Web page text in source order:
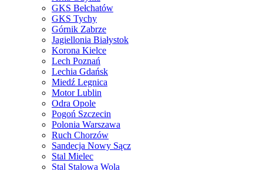
GKS Bełchatów
GKS Tychy
Górnik Zabrze
Jagiellonia Białystok
Korona Kielce
Lech Poznań
Lechia Gdańsk
Miedź Legnica
Motor Lublin
Odra Opole
Pogoń Szczecin
Polonia Warszawa
Ruch Chorzów
Sandecja Nowy Sącz
Stal Mielec
Stal Stalowa Wola